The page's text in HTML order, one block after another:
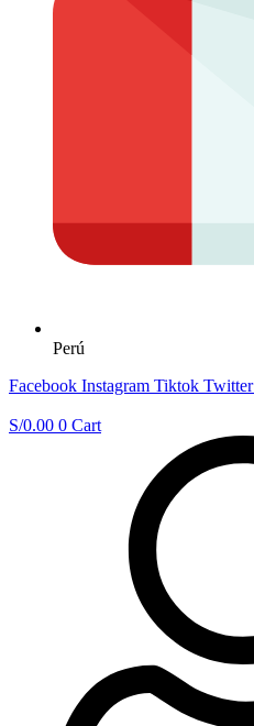
Perú
Facebook Instagram Tiktok Twitter
S/0.00 0 Cart